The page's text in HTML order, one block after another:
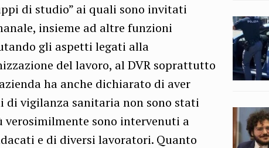
di studio” ai quali sono invitati
insieme ad altre funzioni
gli aspetti legati alla
del lavoro, al DVR soprattutto
ha anche dichiarato di aver
di vigilanza sanitaria non sono stati
sono intervenuti a
e di diversi lavoratori. Quanto